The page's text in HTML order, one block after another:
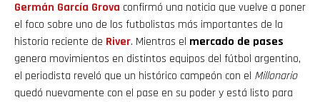
Germán García Grova confirmó una noticia que vuelve a poner
el foco sobre uno de los futbolistas más importantes de la
historia reciente de River. Mientras el mercado de pases
genera movimientos en distintos equipos del fútbol argentino,
el periodista reveló que un histórico campeón con el Millonario
quedó nuevamente con el pase en su poder y está listo para